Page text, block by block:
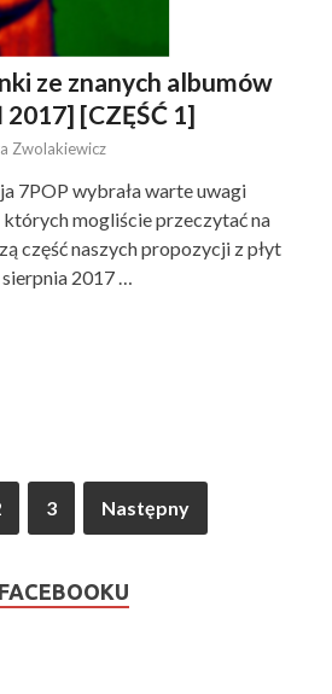
ze znanych albumów
[CZĘŚĆ 1]
Zwolakiewicz
7POP wybrała warte uwagi
których mogliście przeczytać na
część naszych propozycji z płyt
2017 …
3 Następny